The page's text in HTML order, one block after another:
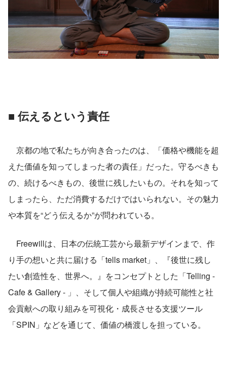
■ 伝えるという責任
京都の地で私たちが向き合ったのは、「価格や機能を超
えた価値を知ってしまった者の責任」だった。守るべきも
の、続けるべきもの、後世に残したいもの。それを知って
しまったら、ただ消費するだけではいられない。その魅力
や本質を“どう伝えるか”が問われている。
Freewillは、日本の伝統工芸から最新デザインまで、作
り手の想いと共に届ける「tells market」、『後世に残し
たい創造性を、世界へ。』をコンセプトとした「Telling -
Cafe & Gallery - 」、そして個人や組織が持続可能性と社
会貢献への取り組みを可視化・成長させる支援ツール
「SPIN」などを通じて、価値の橋渡しを担っている。